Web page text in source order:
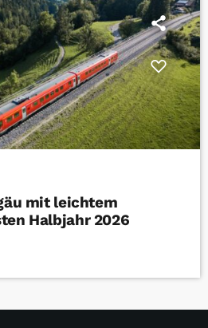
mit leichtem
Halbjahr 2026